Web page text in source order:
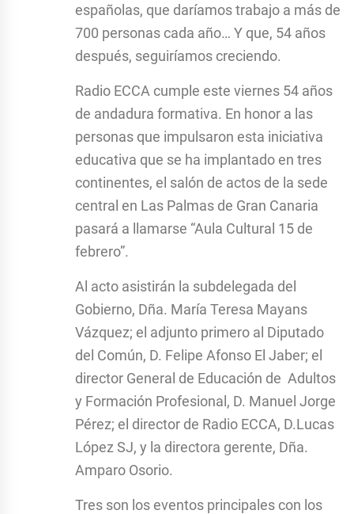
españolas, que daríamos trabajo a más de
700 personas cada año… Y que, 54 años
después, seguiríamos creciendo.
Radio ECCA cumple este viernes 54 años
de andadura formativa. En honor a las
personas que impulsaron esta iniciativa
educativa que se ha implantado en tres
continentes, el salón de actos de la sede
central en Las Palmas de Gran Canaria
pasará a llamarse “Aula Cultural 15 de
febrero”.
Al acto asistirán la subdelegada del
Gobierno, Dña. María Teresa Mayans
Vázquez; el adjunto primero al Diputado
del Común, D. Felipe Afonso El Jaber; el
director General de Educación de Adultos
y Formación Profesional, D. Manuel Jorge
Pérez; el director de Radio ECCA, D.Lucas
López SJ, y la directora gerente, Dña.
Amparo Osorio.
Tres son los eventos principales con los